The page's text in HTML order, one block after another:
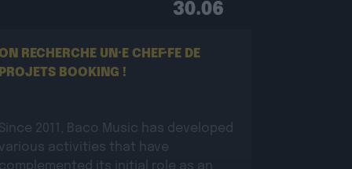
30.06
RECHERCHE UN·E CHEF·FE DE
BOOKING !
2011, Baco Music has developed
activities that have